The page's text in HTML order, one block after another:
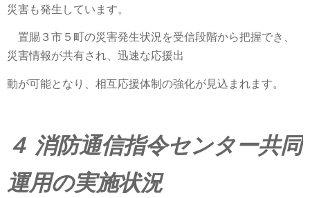
災害も発生しています。
置賜３市５町の災害発生状況を受信段階から把握でき、
災害情報が共有され、迅速な応援出
動が可能となり、相互応援体制の強化が見込まれます。
４ 消防通信指令センター共同
運用の実施状況